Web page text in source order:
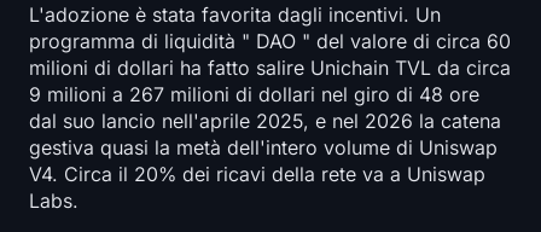
L'adozione è stata favorita dagli incentivi. Un
programma di liquidità " DAO " del valore di circa 60
milioni di dollari ha fatto salire Unichain TVL da circa
9 milioni a 267 milioni di dollari nel giro di 48 ore
dal suo lancio nell'aprile 2025, e nel 2026 la catena
gestiva quasi la metà dell'intero volume di Uniswap
V4. Circa il 20% dei ricavi della rete va a Uniswap
Labs.